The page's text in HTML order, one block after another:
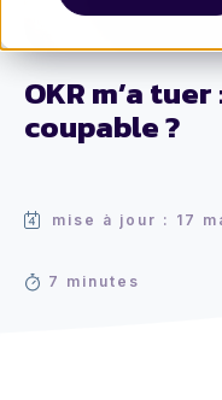
OKR m’a
coupable ?
mise à jour : 17
7 minutes